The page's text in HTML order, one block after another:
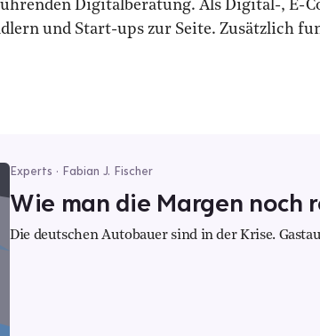
Digitalberatung. Als Digital-, E-
und Start-ups zur Seite. Zusätzlich
Experts · Fabian J. Fischer
Wie man die Margen noch
Die deutschen Autobauer sind in der Krise.